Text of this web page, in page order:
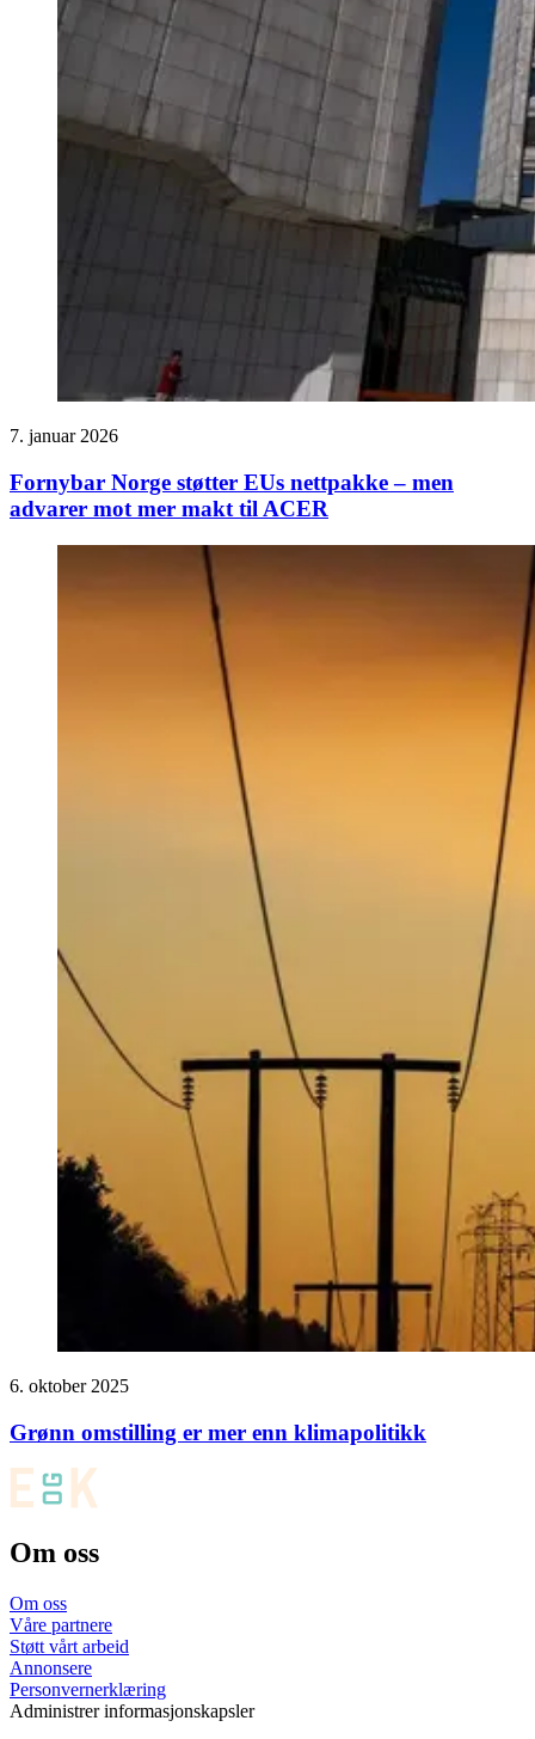
7. januar 2026
Fornybar Norge støtter EUs nettpakke – men
advarer mot mer makt til ACER
6. oktober 2025
Grønn omstilling er mer enn klimapolitikk
Om oss
Om oss
Våre partnere
Støtt vårt arbeid
Annonsere
Personvernerklæring
Administrer informasjonskapsler